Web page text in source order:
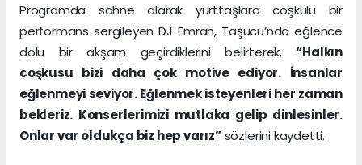
Programda sahne alarak yurttaşlara coşkulu bir
performans sergileyen DJ Emrah, Taşucu’nda eğlence
dolu bir akşam geçirdiklerini belirterek,“Halkın
coşkusu bizi daha çok motive ediyor. İnsanlar
eğlenmeyi seviyor. Eğlenmek isteyenleri her zaman
bekleriz. Konserlerimizi mutlaka gelip dinlesinler.
Onlar var oldukça biz hep varız”sözlerini kaydetti.